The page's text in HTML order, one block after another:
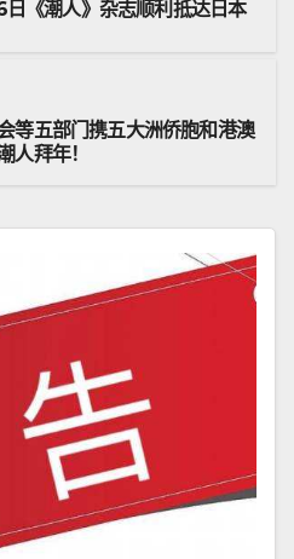
《潮人》杂志顺利抵达日本
等五部门携五大洲侨胞和港澳
人拜年！